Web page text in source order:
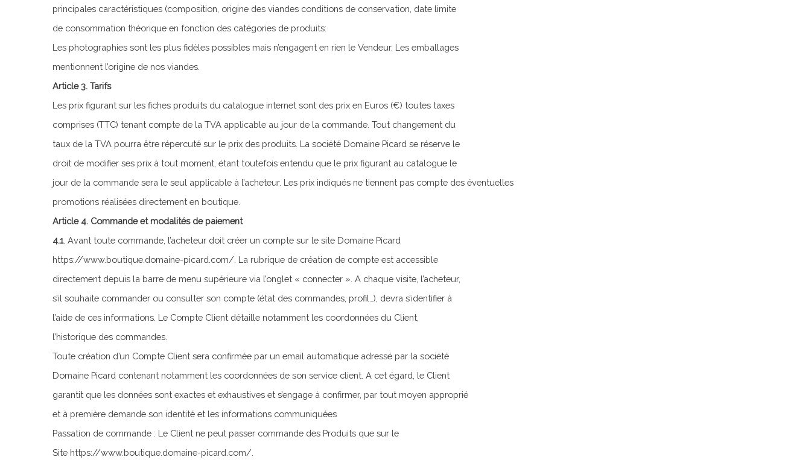
principales caractéristiques (composition, origine des viandes conditions de conservation, date limite
de consommation théorique en fonction des catégories de produits:
Les photographies sont les plus fidèles possibles mais n’engagent en rien le Vendeur. Les emballages
mentionnent l’origine de nos viandes.
Article 3. Tarifs
Les prix figurant sur les fiches produits du catalogue internet sont des prix en Euros (€) toutes taxes
comprises (TTC) tenant compte de la TVA applicable au jour de la commande. Tout changement du
taux de la TVA pourra être répercuté sur le prix des produits. La société Domaine Picard se réserve le
droit de modifier ses prix à tout moment, étant toutefois entendu que le prix figurant au catalogue le
jour de la commande sera le seul applicable à l’acheteur. Les prix indiqués ne tiennent pas compte des éventuelles
promotions réalisées directement en boutique.
Article 4. Commande et modalités de paiement
4.1. Avant toute commande, l’acheteur doit créer un compte sur le site Domaine Picard
https://www.boutique.domaine-picard.com/. La rubrique de création de compte est accessible
directement depuis la barre de menu supérieure via l’onglet « connecter ». A chaque visite, l’acheteur,
s’il souhaite commander ou consulter son compte (état des commandes, profil…), devra s’identifier à
l’aide de ces informations. Le Compte Client détaille notamment les coordonnées du Client,
l’historique des commandes.
Toute création d’un Compte Client sera confirmée par un email automatique adressé par la société
Domaine Picard contenant notamment les coordonnées de son service client. A cet égard, le Client
garantit que les données sont exactes et exhaustives et s’engage à confirmer, par tout moyen approprié
et à première demande son identité et les informations communiquées
Passation de commande : Le Client ne peut passer commande des Produits que sur le
Site https://www.boutique.domaine-picard.com/.